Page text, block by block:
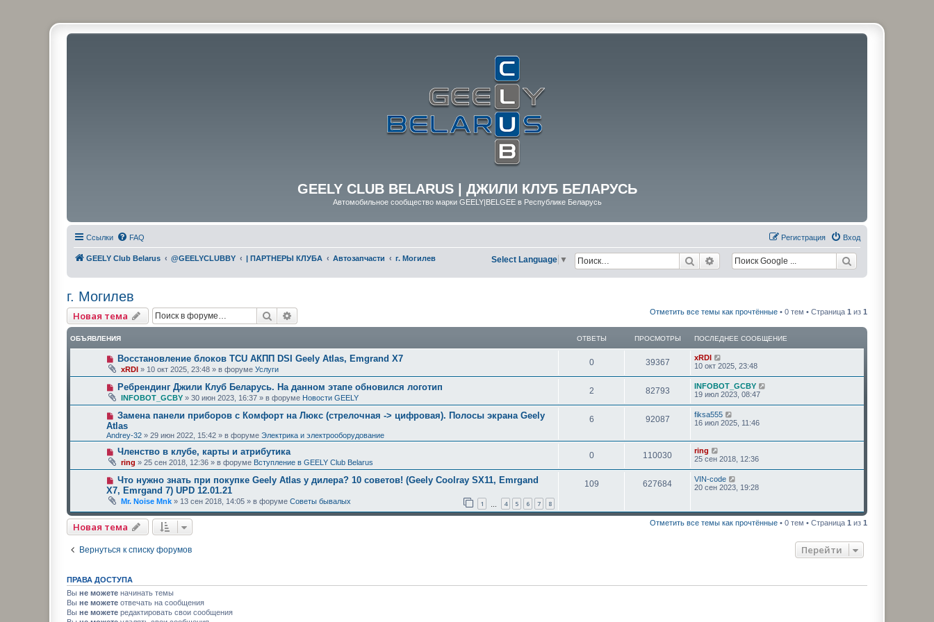
GEELY CLUB BELARUS | ДЖИЛИ КЛУБ БЕЛАРУСЬ
Автомобильное сообщество марки GEELY|BELGEE в Республике Беларусь
Ссылки FAQ Вход
Регистрация
GEELY Club Belarus @GEELYCLUBBY | ПАРТНЕРЫ КЛУБА Автозапчасти г. Могилев Поиск Расширенный поиск
Select Language ▼
г. Могилев
Новая тема Поиск Отметить все темы как прочтённые • 0 тем • Страница 1 из 1
ОБЪЯВЛЕНИЯ ОТВЕТЫ ПРОСМОТРЫ ПОСЛЕДНЕЕ СООБЩЕНИЕ
Восстановление блоков TCU АКПП DSI Geely Atlas, Emgrand X7
xRDI » 10 окт 2025, 23:48 » в форуме Услуги
0 39367
xRDI
10 окт 2025, 23:48
Ребрендинг Джили Клуб Беларусь. На данном этапе обновился логотип
INFOBOT_GCBY » 30 июн 2023, 16:37 » в форуме Новости GEELY
2 82793
INFOBOT_GCBY
19 июл 2023, 08:47
Замена панели приборов с Комфорт на Люкс (стрелочная -> цифровая). Полосы экрана Geely
Atlas
Andrey-32 » 29 июн 2022, 15:42 » в форуме Электрика и электрооборудование
6 92087
fiksa555
16 июл 2025, 11:46
Членство в клубе, карты и атрибутика
ring » 25 сен 2018, 12:36 » в форуме Вступление в GEELY Club Belarus
0 110030
ring
25 сен 2018, 12:36
Что нужно знать при покупке Geely Atlas у дилера? 10 советов! (Geely Coolray SX11, Emrgand
X7, Emrgand 7) UPD 12.01.21
Mr. Noise Mnk » 13 сен 2018, 14:05 » в форуме Советы бывалых 1 4 5 6 7 8
109 627684
VIN-code
20 сен 2023, 19:28
Новая тема Отметить все темы как прочтённые • 0 тем • Страница 1 из 1
Вернуться к списку форумов Перейти
ПРАВА ДОСТУПА
Вы не можете начинать темы
Вы не можете отвечать на сообщения
Вы не можете редактировать свои сообщения